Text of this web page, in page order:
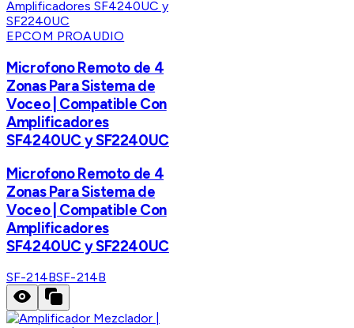
EPCOM PROAUDIO
Microfono Remoto de 4
Zonas Para Sistema de
Voceo | Compatible Con
Amplificadores
SF4240UC y SF2240UC
Microfono Remoto de 4
Zonas Para Sistema de
Voceo | Compatible Con
Amplificadores
SF4240UC y SF2240UC
SF-214BSF-214B